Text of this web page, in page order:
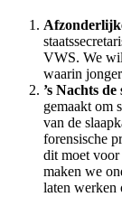
VWS. We
waarin
’s Nachts
gemaakt om
van de
forensische
dit moet
maken we
laten werken